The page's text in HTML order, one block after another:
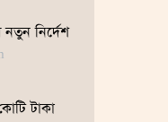
নতুন নির্দেশ
টাকা